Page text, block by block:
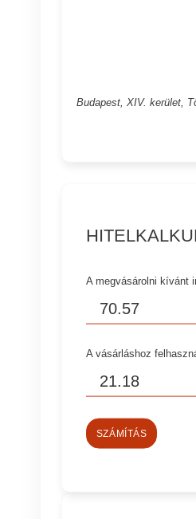
Budapest, XIV. kerület,
A megvásárolni kívánt
A vásárláshoz
SZÁMÍTÁS